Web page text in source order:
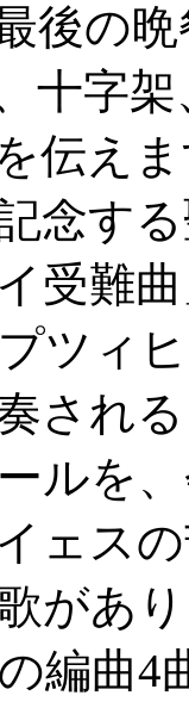
後の
十字
伝え
念す
受難
ツィ
され
ルを
ェス
があ
編曲4